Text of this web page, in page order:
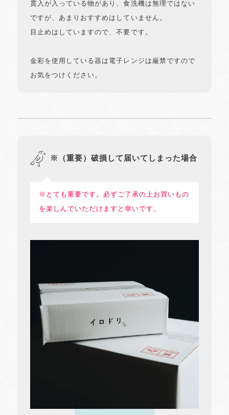
貫入が入っている物があり、食洗機は無理ではない
ですが、あまりおすすめはしていません。
目止めはしていますので、不要です。
金彩を使用している器は電子レンジは厳禁ですので
お気をつけください。
※（重要）破損して届いてしまった場合
※とても重要です。必ずご了承の上お買いもの
を楽しんでいただけますと幸いです。